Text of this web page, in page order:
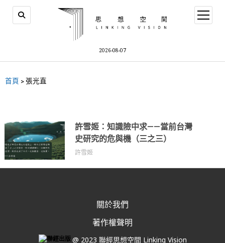
2026-08-07
首頁 >張光直
許雪姬：知識險中求——當前台灣
史研究的危與機（三之三）
許雪姬
關於我們
著作權聲明
@ 2023 聯經思想空間 Linking Vision